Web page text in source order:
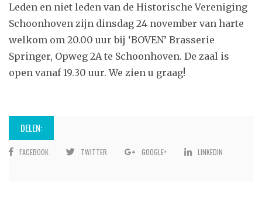
Leden en niet leden van de Historische Vereniging
Schoonhoven zijn dinsdag 24 november van harte
welkom om 20.00 uur bij ‘BOVEN’ Brasserie
Springer, Opweg 2A te Schoonhoven. De zaal is
open vanaf 19.30 uur. We zien u graag!
DELEN:
FACEBOOK TWITTER GOOGLE+ LINKEDIN